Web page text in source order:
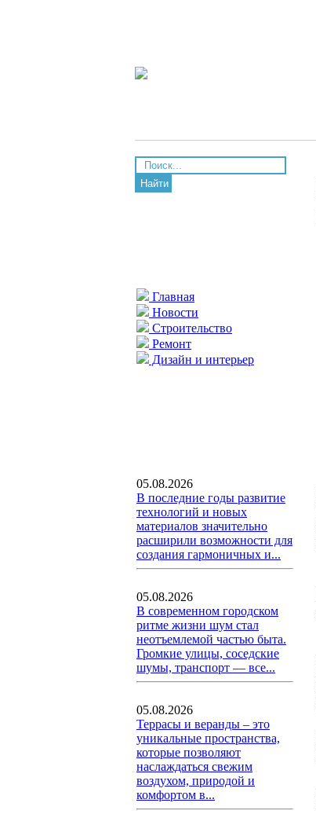
Найти
Главная
Новости
Строительство
Ремонт
Дизайн и интерьер
05.08.2026
В последние годы развитие
технологий и новых
материалов значительно
расширили возможности для
создания гармоничных и...
05.08.2026
В современном городском
ритме жизни шум стал
неотъемлемой частью быта.
Громкие улицы, соседские
шумы, транспорт — все...
05.08.2026
Террасы и веранды – это
уникальные пространства,
которые позволяют
наслаждаться свежим
воздухом, природой и
комфортом в...